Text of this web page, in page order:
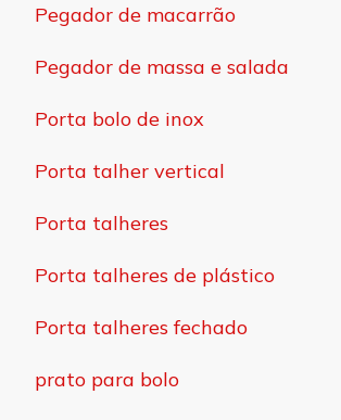
Pegador de macarrão
Pegador de massa e salada
Porta bolo de inox
Porta talher vertical
Porta talheres
Porta talheres de plástico
Porta talheres fechado
prato para bolo